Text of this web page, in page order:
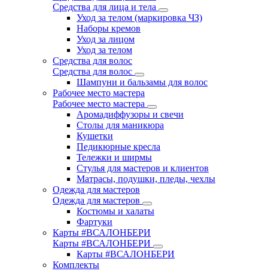
Средства для лица и тела
Уход за телом (маркировка ЧЗ)
Наборы кремов
Уход за лицом
Уход за телом
Средства для волос
Средства для волос
Шампуни и бальзамы для волос
Рабочее место мастера
Рабочее место мастера
Аромадиффузоры и свечи
Столы для маникюра
Кушетки
Педикюрные кресла
Тележки и ширмы
Стулья для мастеров и клиентов
Матрасы, подушки, пледы, чехлы
Одежда для мастеров
Одежда для мастеров
Костюмы и халаты
Фартуки
Карты #ВСАЛОНБЕРИ
Карты #ВСАЛОНБЕРИ
Карты #ВСАЛОНБЕРИ
Комплекты